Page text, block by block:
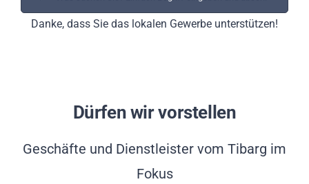
nach:
Danke, dass Sie das lokalen Gewerbe unterstützen!
Dürfen wir vorstellen
Geschäfte und Dienstleister vom Tibarg im
Fokus